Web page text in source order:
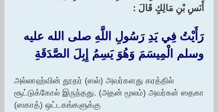
أَنَسِ بْنِ مَالِكٍ قَالَ :‏
رَأَيْتُ فِي يَدِ رَسُولِ اللَّهِ صلى الله عليه
وسلم الْمِيسَمَ وَهُوَ يَسِمُ إِبِلَ الصَّدَقَةِ
அல்லாஹ்வின் தூதர் (ஸல்) அவர்களது கரத்தில்
சூட்டுக்கோல் இருந்தது. (அதன் மூலம்) அவர்கள் ஸதகா
(ஸகாத்) ஒட்டகங்களுக்கு